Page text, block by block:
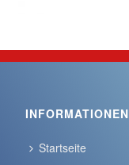
INFORMATIONEN
Startseite